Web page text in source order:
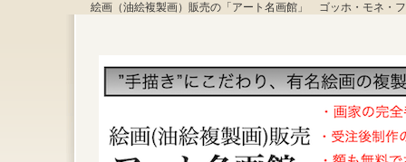
絵画（油絵複製画）販売の「アート名画館」 ゴッホ・モネ・